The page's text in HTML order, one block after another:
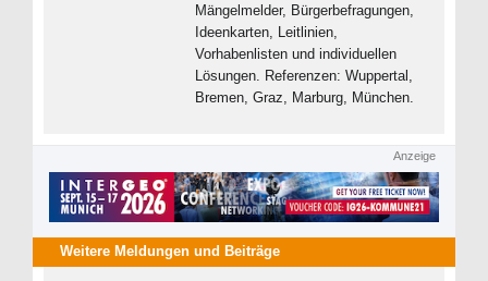
Mängelmelder, Bürgerbefragungen,
Ideenkarten, Leitlinien,
Vorhabenlisten und individuellen
Lösungen. Referenzen: Wuppertal
Bremen Graz Marburg München.
Anzeige
Weitere Meldungen und Beiträge